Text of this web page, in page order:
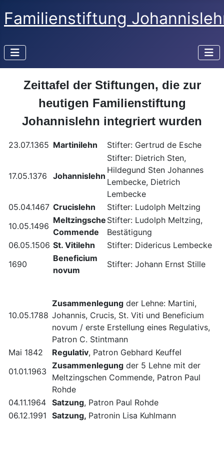
Familienstiftung
Zeittafel der Stiftungen, die zur
heutigen Familienstiftung
Johannislehn integriert wurden
23.07.1365 Martinilehn Stifter: Gertrud de Esche
17.05.1376 Johannislehn
Stifter: Dietrich Sten,
Hildegund Sten Johannes
Lembecke, Dietrich
Lembecke
05.04.1467 Crucislehn
Stifter: Ludolph Meltzing
10.05.1496
Meltzingsche
Commende
Stifter: Ludolph Meltzing,
Bestätigung
06.05.1506 St. Vitilehn
Stifter: Didericus Lembecke
1690
Beneficium
novum
Stifter: Johann Ernst Stille
10.05.1788
Zusammenlegung der Lehne: Martini,
Johannis, Crucis, St. Viti und Beneficium
novum / erste Erstellung eines Regulativs,
Patron C. Stintmann
Mai 1842
Regulativ, Patron Gebhard Keuffel
01.01.1963
Zusammenlegung der 5 Lehne mit der
Meltzingschen Commende, Patron Paul
Rohde
04.11.1964 Satzung, Patron Paul Rohde
06.12.1991 Satzung, Patronin Lisa Kuhlmann